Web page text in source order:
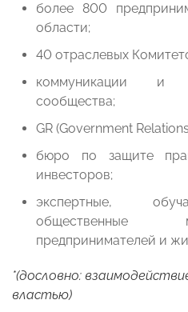
более 800
области;
40 отраслевых
коммуникации и
сообщества;
GR (Government
бюро по защите
инвесторов;
экспертные,
общественные
предпринимателей и
*(дословно:
властью)